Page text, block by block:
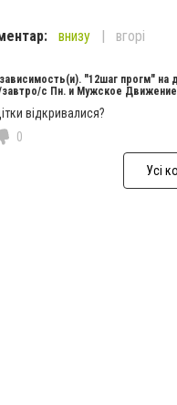
внизу вгорі
"12шаг прогм"
с Пн. и Мужское
вiдкривалися?
0
Усі